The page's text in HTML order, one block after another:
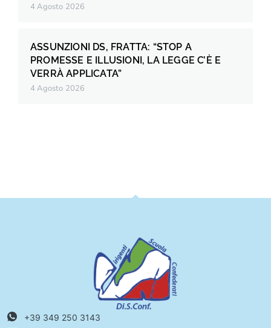
4 Agosto 2026
ASSUNZIONI DS, FRATTA: “STOP A
PROMESSE E ILLUSIONI, LA LEGGE C’È E
VERRÀ APPLICATA”
4 Agosto 2026
+39 349 250 3143